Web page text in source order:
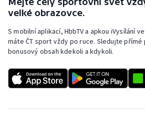
Rychlobruslení
Rychlostní kanoistika
Sportovní střelba
Stolní tenis
velké obrazovce.
S mobilní aplikací, HbbTV a apkou iVysílání
máte ČT sport vždy po ruce. Sledujte přímé
bonusový obsah kdekoli a kdykoli.